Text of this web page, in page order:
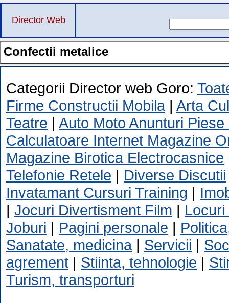
Director Web
Confectii metalice
Categorii Director web Goro:
Firme Constructii Mobila| Arta
Teatre | Auto Moto Anunturi
Calculatoare Internet Magazine
Magazine Birotica Electrocasnice
Telefonie Retele | Diverse Discutii
Invatamant Cursuri Training |
| Jocuri Divertisment Film |
Joburi | Pagini personale |
Sanatate, medicina| Servicii |
agrement | Stiinta, tehnologie |
Turism, transporturi